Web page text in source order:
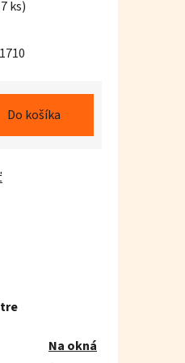
ks)
Do košíka
Na okná